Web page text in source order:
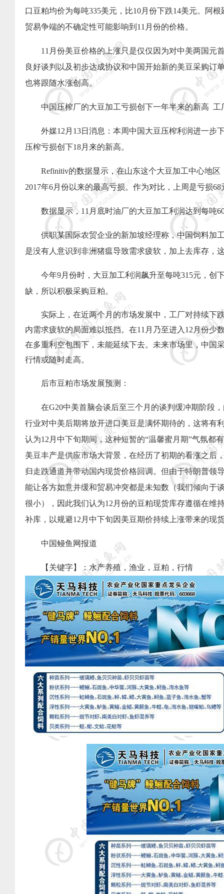
口豆粕均价为每吨335美元，比10月份下跌14美元。阿根
贸易争端的不确定性可能影响到 11 月份的价格。
11 月份美豆价格的上涨只是仅仅因为对中美两国元
良好谈判以及初步达成协议和中国开始新的美豆采购订
也将跟随水涨创高。
中国压榨厂的大豆加工亏损创下一年半来的新高 工
外媒12 月 13日消息：本周中国大豆压榨利润进一步
压榨亏损创下18月来的新高。
Refinitiv的数据显示，在山东这个大豆加工中心地
2017年6月份以来的最高亏损。作为对比，上周是亏损68
数据显示，11月底时油厂的大豆加工利润达到每吨
供职某国际农贸企业的新加坡经理称，中国饲料加
是没有人意识到非洲猪瘟导致需求疲软，加上去库存，
今年9月份时，大豆加工利润飙升至每吨315元，创
缺，所以积极采购豆粕。
实际上，在近两个月的市场发展中，工厂对持续下
内需求疲软的局面难以抵挡。在11 月乃至进入 12 月份少
在多重利空包围下，未能延续下去。未来市场里，中国
行情或随时走高。
后市豆粕市场发展预测：
在G20中美首脑会谈后至三个月的谈判缓冲期阶段
行业对中美后期将放开进口美豆是满怀期待的，这将有
认为12 月中下旬期间，这种短暂的“温馨蜜月期”气氛都
美豆丰产是供应市场大背景，在经历了初期的看涨之后
归走跌通道并带动国内现货价格回调。但由于特朗普领
能让各方如意并缓和贸易冲突都是未知数（我们倾向于
很小），因此我们认为12 月份的豆粕现货库存遵循在维
补库，以规避12 月中下旬因美豆期价持续上涨带来的现
中国鳗鱼网报道
【关键字】： 水产养殖 ， 渔业 ， 豆粕，行情